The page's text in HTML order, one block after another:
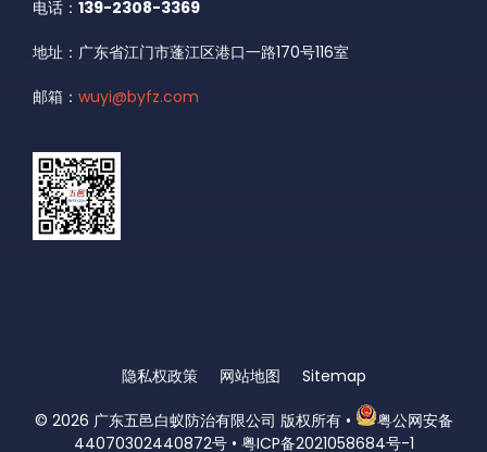
电话： 139-2308-3369
地址：广东省江门市蓬江区港口一路170号116室
邮箱： wuyi@byfz.com
隐私权政策 网站地图 Sitemap
© 2026 广东五邑白蚁防治有限公司 版权所有•
粤公网安备
44070302440872号• 粤ICP备2021058684号-1